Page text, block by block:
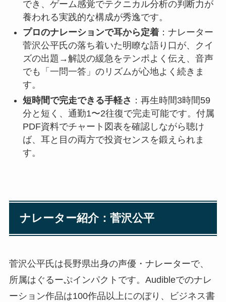
でき、ゲーム感覚でテクニカル分析の判断力が
養われる実践的な構成が秀逸です。
プロのナレーションで耳から定着：ナレーター
菅沢公平氏の落ち着いた明瞭な語り口が、クイ
ズの出題→解説の緩急をテンポよく伝え、音声
でも「一問一答」のリズムが心地よく続きま
す。
短時間で完走できる手軽さ ：再生時間3時間59
分と短く、通勤1〜2往復で完走可能です。付属
PDF資料でチャート図表を確認しながら聴け
ば、耳と目の両方で投資センスを鍛えられま
す。
ナレーター紹介：菅沢公平
菅沢公平氏は長野県出身の声優・ナレーターで、
所属はぐるーぷインパクトです。Audibleでのナレ
ーション作品は100作品以上にのぼり、ビジネス書